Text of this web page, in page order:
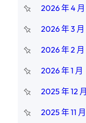
2026 年 4 月
2026 年 3 月
2026 年 2 月
2026 年 1 月
2025 年 12 月
2025 年 11 月